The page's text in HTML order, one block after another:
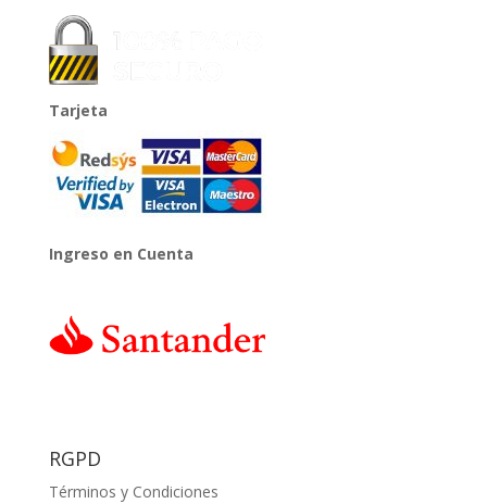
Tarjeta
Ingreso en Cuenta
RGPD
Términos y Condiciones